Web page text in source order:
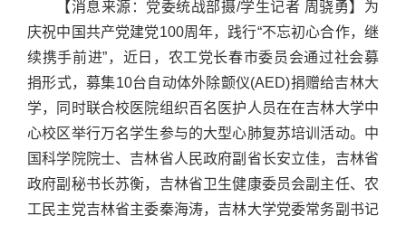
【消息来源： 党委统战部摄/学生记者 周骁勇】为
庆祝中国共产党建党100周年，践行“不忘初心合作，继
续携手前进”，近日，农工党长春市委员会通过社会募
捐形式，募集10台自动体外除颤仪(AED)捐赠给吉林大
学，同时联合校医院组织百名医护人员在在吉林大学中
心校区举行万名学生参与的大型心肺复苏培训活动。中
国科学院院士、吉林省人民政府副省长安立佳，吉林省
政府副秘书长苏衡，吉林省卫生健康委员会副主任、农
工民主党吉林省主委秦海涛，吉林大学党委常务副书记